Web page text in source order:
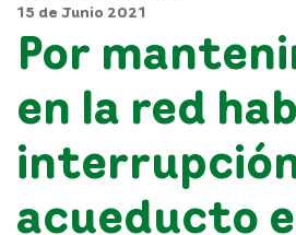
15 de Junio 2021
Por
en la red
acueducto